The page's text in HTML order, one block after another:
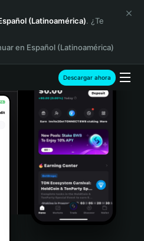
(Latinoamérica). ¿Te
en Español (Latinoamérica)
Descargar ahora